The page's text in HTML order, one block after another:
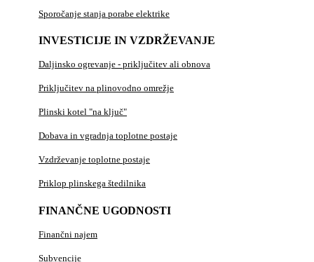
Sporočanje stanja porabe elektrike
INVESTICIJE IN VZDRŽEVANJE
Daljinsko ogrevanje - priključitev ali obnova
Priključitev na plinovodno omrežje
Plinski kotel "na ključ"
Dobava in vgradnja toplotne postaje
Vzdrževanje toplotne postaje
Priklop plinskega štedilnika
FINANČNE UGODNOSTI
Finančni najem
Subvencije